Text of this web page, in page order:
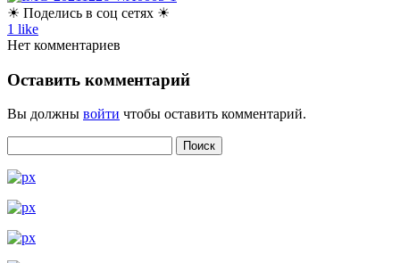
☀ Поделись в соц сетях ☀
1 like
Нет комментариев
Оставить комментарий
Вы должны войти чтобы оставить комментарий.